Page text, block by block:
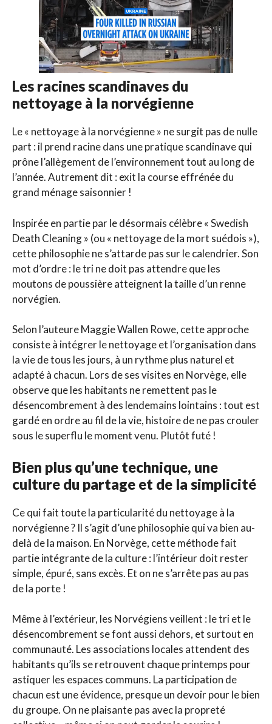
Les racines scandinaves du
nettoyage à la norvégienne
Le « nettoyage à la norvégienne » ne surgit pas de nulle
part : il prend racine dans une pratique scandinave qui
prône l’allègement de l’environnement tout au long de
l’année. Autrement dit : exit la course effrénée du
grand ménage saisonnier !
Inspirée en partie par le désormais célèbre « Swedish
Death Cleaning » (ou « nettoyage de la mort suédois »),
cette philosophie ne s’attarde pas sur le calendrier. Son
mot d’ordre : le tri ne doit pas attendre que les
moutons de poussière atteignent la taille d’un renne
norvégien.
Selon l’auteure Maggie Wallen Rowe, cette approche
consiste à intégrer le nettoyage et l’organisation dans
la vie de tous les jours, à un rythme plus naturel et
adapté à chacun. Lors de ses visites en Norvège, elle
observe que les habitants ne remettent pas le
désencombrement à des lendemains lointains : tout est
gardé en ordre au fil de la vie, histoire de ne pas crouler
sous le superflu le moment venu. Plutôt futé !
Bien plus qu’une technique, une
culture du partage et de la simplicité
Ce qui fait toute la particularité du nettoyage à la
norvégienne ? Il s’agit d’une philosophie qui va bien au-
delà de la maison. En Norvège, cette méthode fait
partie intégrante de la culture : l’intérieur doit rester
simple, épuré, sans excès. Et on ne s’arrête pas au pas
de la porte !
Même à l’extérieur, les Norvégiens veillent : le tri et le
désencombrement se font aussi dehors, et surtout en
communauté. Les associations locales attendent des
habitants qu’ils se retrouvent chaque printemps pour
astiquer les espaces communs. La participation de
chacun est une évidence, presque un devoir pour le bien
du groupe. On ne plaisante pas avec la propreté